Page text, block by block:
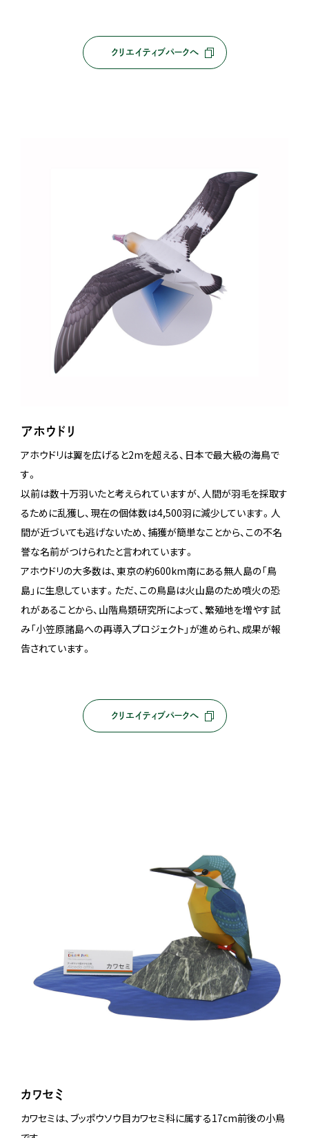
クリエイティブパークへ
アホウドリ
アホウドリは翼を広げると2mを超える、日本で最大級の海鳥で
す。
以前は数十万羽いたと考えられていますが、人間が羽毛を採取す
るために乱獲し、現在の個体数は4,500羽に減少しています。人
間が近づいても逃げないため、捕獲が簡単なことから、この不名
誉な名前がつけられたと言われています。
アホウドリの大多数は、東京の約600km南にある無人島の「鳥
島」に生息しています。ただ、この鳥島は火山島のため噴火の恐
れがあることから、山階鳥類研究所によって、繁殖地を増やす試
み「小笠原諸島への再導入プロジェクト」が進められ、成果が報
告されています。
クリエイティブパークへ
カワセミ
カワセミは、ブッポウソウ目カワセミ科に属する17cm前後の小鳥